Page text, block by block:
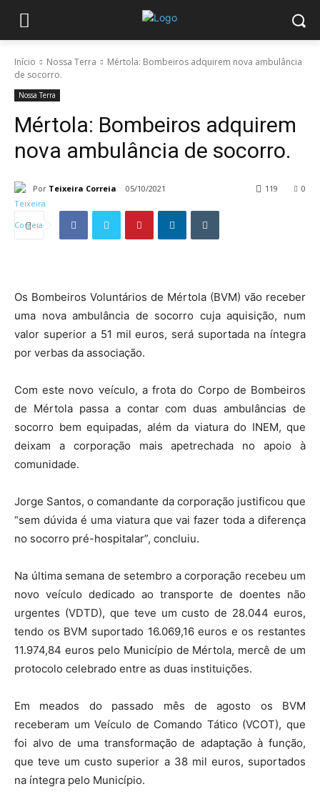
Início Nossa Terra
Mértola: Bombeiros adquirem nova ambulância
de socorro.
Nossa Terra
Mértola: Bombeiros adquirem
nova ambulância de socorro.
Por Teixeira Correia 05/10/2021 0
119
Os Bombeiros Voluntários de Mértola (BVM) vão receber
uma nova ambulância de socorro cuja aquisição, num
valor superior a 51 mil euros, será suportada na íntegra
por verbas da associação.
Com este novo veículo, a frota do Corpo de Bombeiros
de Mértola passa a contar com duas ambulâncias de
socorro bem equipadas, além da viatura do INEM, que
deixam a corporação mais apetrechada no apoio à
comunidade.
Jorge Santos, o comandante da corporação justificou que
“sem dúvida é uma viatura que vai fazer toda a diferença
no socorro pré-hospitalar”, concluiu.
Na última semana de setembro a corporação recebeu um
novo veículo dedicado ao transporte de doentes não
urgentes (VDTD), que teve um custo de 28.044 euros,
tendo os BVM suportado 16.069,16 euros e os restantes
11.974,84 euros pelo Município de Mértola, mercê de um
protocolo celebrado entre as duas instituições.
Em meados do passado mês de agosto os BVM
receberam um Veículo de Comando Tático (VCOT), que
foi alvo de uma transformação de adaptação à função,
que teve um custo superior a 38 mil euros, suportados
na íntegra pelo Município.